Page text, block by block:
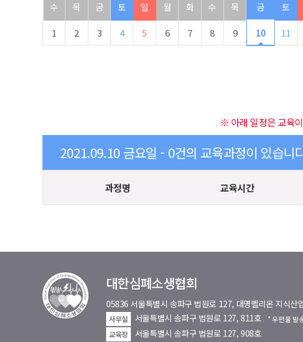
수 목 금 토 일 월 화 수 목 금 토
1 2 3 4 5 6 7 8 9 10 11
※ 아래 일정은 교육
2021.09.10 금요일 - 0건의 교육과정이 있습니
과정명 교육시간
대한심폐소생협회
05836 서울특별시 송파구 법원로 127, 대명벨리온 지식산
사무실 서울특별시 송파구 법원로 127, 811호
* 우편물 발
교육장
서울특별시 송파구 법원로 127, 908호